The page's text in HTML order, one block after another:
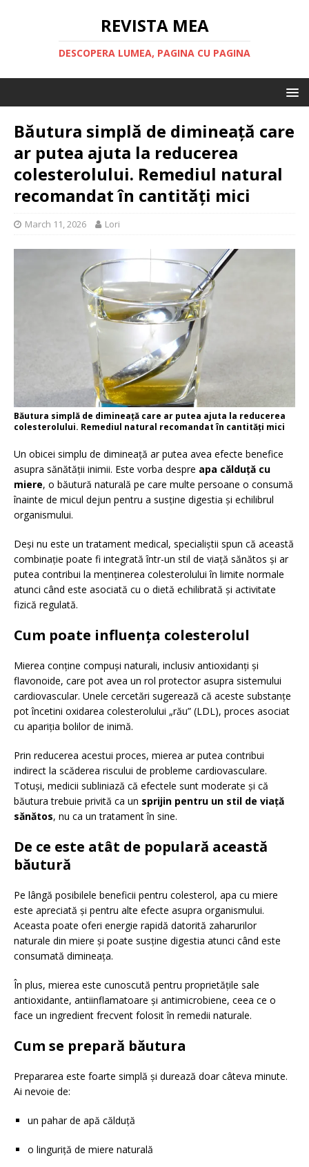
REVISTA MEA
DESCOPERA LUMEA, PAGINA CU PAGINA
Băutura simplă de dimineață care
ar putea ajuta la reducerea
colesterolului. Remediul natural
recomandat în cantități mici
March 11, 2026 Lori
Băutura simplă de dimineață care ar putea ajuta la reducerea
colesterolului. Remediul natural recomandat în cantități mici
Un obicei simplu de dimineață ar putea avea efecte benefice
asupra sănătății inimii. Este vorba despre apa călduță cu
miere, o băutură naturală pe care multe persoane o consumă
înainte de micul dejun pentru a susține digestia și echilibrul
organismului.
Deși nu este un tratament medical, specialiștii spun că această
combinație poate fi integrată într-un stil de viață sănătos și ar
putea contribui la menținerea colesterolului în limite normale
atunci când este asociată cu o dietă echilibrată și activitate
fizică regulată.
Cum poate influența colesterolul
Mierea conține compuși naturali, inclusiv antioxidanți și
flavonoide, care pot avea un rol protector asupra sistemului
cardiovascular. Unele cercetări sugerează că aceste substanțe
pot încetini oxidarea colesterolului „rău” (LDL), proces asociat
cu apariția bolilor de inimă.
Prin reducerea acestui proces, mierea ar putea contribui
indirect la scăderea riscului de probleme cardiovasculare.
Totuși, medicii subliniază că efectele sunt moderate și că
băutura trebuie privită ca un sprijin pentru un stil de viață
sănătos, nu ca un tratament în sine.
De ce este atât de populară această
băutură
Pe lângă posibilele beneficii pentru colesterol, apa cu miere
este apreciată și pentru alte efecte asupra organismului.
Aceasta poate oferi energie rapidă datorită zaharurilor
naturale din miere și poate susține digestia atunci când este
consumată dimineața.
În plus, mierea este cunoscută pentru proprietățile sale
antioxidante, antiinflamatoare și antimicrobiene, ceea ce o
face un ingredient frecvent folosit în remedii naturale.
Cum se prepară băutura
Prepararea este foarte simplă și durează doar câteva minute.
Ai nevoie de:
un pahar de apă călduță
o linguriță de miere naturală